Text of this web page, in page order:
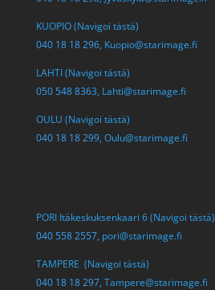
KUOPIO (Navigoi tästä)
040 18 18 296, Kuopio@starimage.fi
LAHTI (Navigoi tästä)
050 548 8363, Lahti@starimage.fi
OULU (Navigoi tästä)
040 18 18 299, Oulu@starimage.fi
PORI Itäkeskuksenkaari 6 (Navigoi tästä)
040 558 2557, pori@starimage.fi
TAMPERE (Navigoi tästä)
040 18 18 297, Tampere@starimage.fi